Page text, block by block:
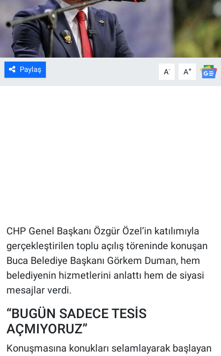
Paylaş A- A+
CHP Genel Başkanı Özgür Özel’in katılımıyla
gerçekleştirilen toplu açılış töreninde konuşan
Buca Belediye Başkanı Görkem Duman, hem
belediyenin hizmetlerini anlattı hem de siyasi
mesajlar verdi.
“BUGÜN SADECE TESİS
AÇMIYORUZ”
Konuşmasına konukları selamlayarak başlayan